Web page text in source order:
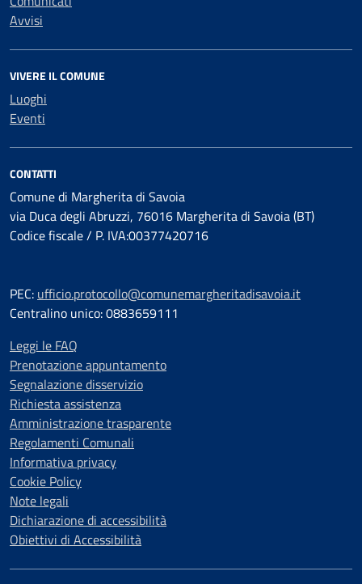
Avvisi
VIVERE IL COMUNE
Luoghi
Eventi
CONTATTI
Comune di Margherita di Savoia
via Duca degli Abruzzi, 76016 Margherita di Savoia (BT)
Codice fiscale / P. IVA:00377420716
PEC: ufficio.protocollo@comunemargheritadisavoia.it
Centralino unico: 0883659111
Leggi le FAQ
Prenotazione appuntamento
Segnalazione disservizio
Richiesta assistenza
Amministrazione trasparente
Regolamenti Comunali
Informativa privacy
Cookie Policy
Note legali
Dichiarazione di accessibilità
Obiettivi di Accessibilità